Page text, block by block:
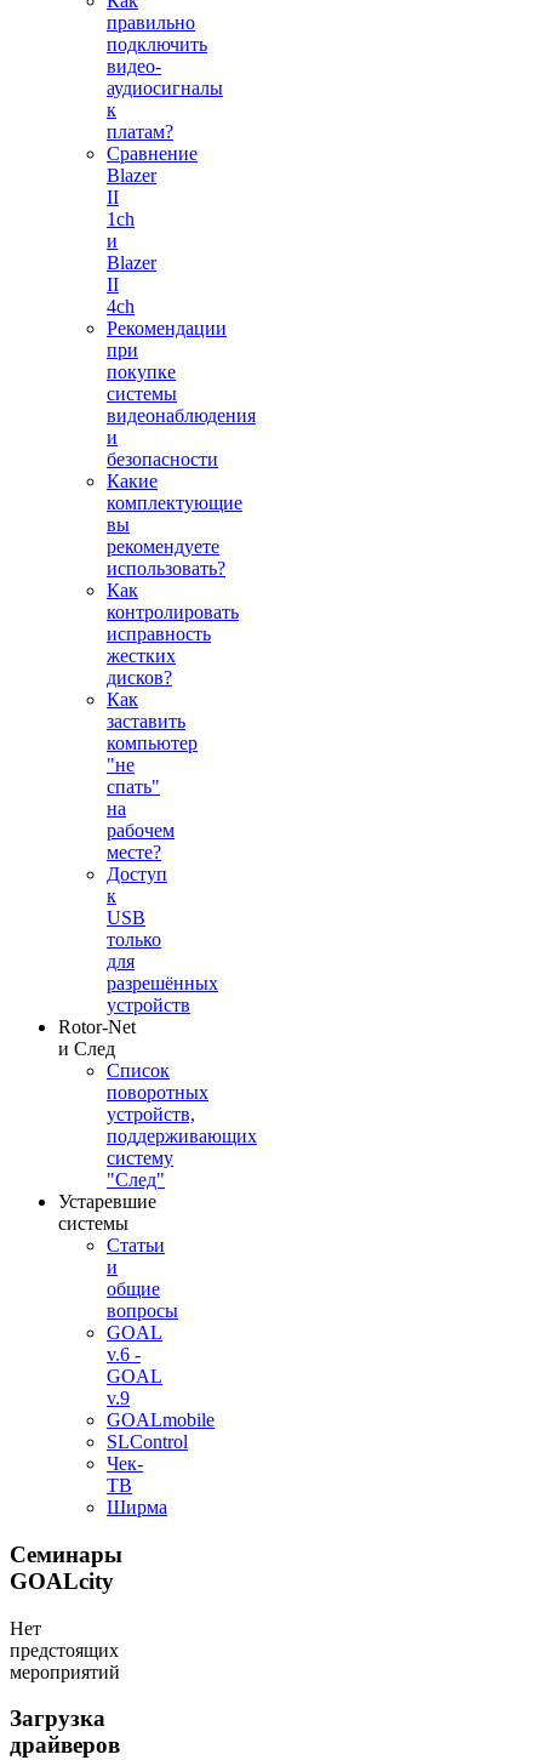
правильно
подключить
видео-
аудиосигналы
к
платам?
Сравнение
Blazer
II
1ch
и
Blazer
II
4ch
Рекомендации
при
покупке
системы
видеонаблюдения
и
безопасности
Какие
комплектующие
вы
рекомендуете
использовать?
Как
контролировать
исправность
жестких
дисков?
Как
заставить
компьютер
"не
спать"
на
рабочем
месте?
Доступ
к
USB
только
для
разрешённых
устройств
Rotor-Net
и След
Список
поворотных
устройств,
поддерживающих
систему
"След"
Устаревшие
системы
Статьи
и
общие
вопросы
GOAL
v.6 -
GOAL
v.9
GOALmobile
SLControl
Чек-
ТВ
Ширма
Семинары
GOALcity
Нет
предстоящих
мероприятий
Загрузка
драйверов